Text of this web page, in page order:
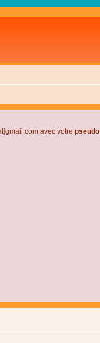
avec votre pseudo